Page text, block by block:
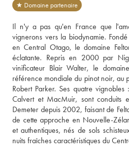
★ Domaine partenaire
Il n'y a pas qu'en France que
vignerons vers la biodynamie.
en Central Otago, le domaine
éclatante. Repris en 2000 par
vinificateur Blair Walter, le
référence mondiale du pinot noir, au
Robert Parker. Ses quatre vignobles
Calvert et MacMuir, sont conduits
Demeter depuis 2002, faisant de
de cette approche en Nouvelle-
et authentiques, nés de sols
nuits fraîches caractéristiques du